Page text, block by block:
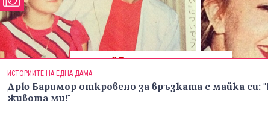
ИСТОРИИТЕ НА ЕДНА ДАМА
Дрю Баримор откровено за връзката с майка си:
живота ми!"